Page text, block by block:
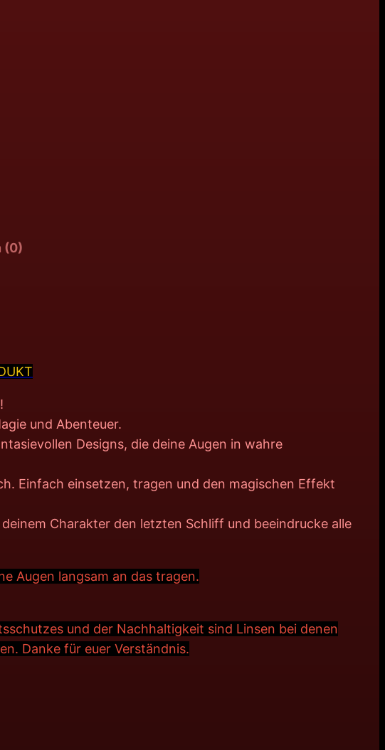
(0)
und Abenteuer.
Designs, die deine Augen in wahre
Einfach einsetzen, tragen und den magischen Effekt
Charakter den letzten Schliff und beeindrucke alle
Augen langsam an das tragen.
und der Nachhaltigkeit sind Linsen bei denen
Danke für euer Verständnis.